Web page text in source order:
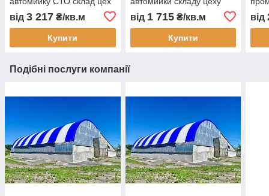
водонепроникна під
замовлення швидке
виготовлення
від 3 217 ₴/кв.м
Купити
пилу вологи тепла з
монтажем Тент Строй
від 1 715₴/кв.м
Купити
ПВХ
від
Подібні послуги компанії